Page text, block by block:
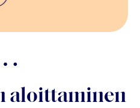
aloittaminen